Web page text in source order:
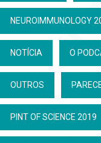
NEUROIMMUNOLOGY
NOTÍCIA O
OUTROS
PINT OF SCIENCE 2019